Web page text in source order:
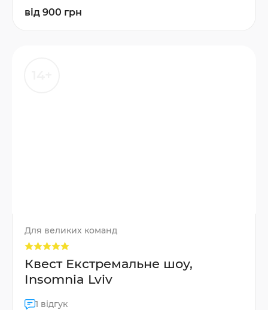
від 900 грн
Для великих команд
Квест Екстремальне шоу,
Insomnia Lviv
1 відгук